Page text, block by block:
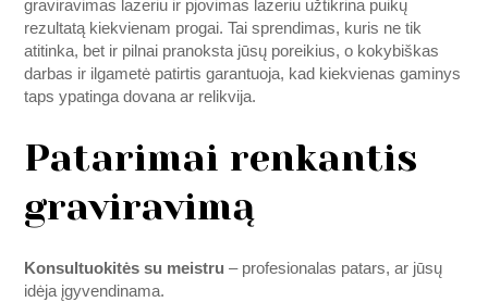
graviravimas lazeriu ir pjovimas lazeriu užtikrina puikų
rezultatą kiekvienam progai. Tai sprendimas, kuris ne tik
atitinka, bet ir pilnai pranoksta jūsų poreikius, o kokybiškas
darbas ir ilgametė patirtis garantuoja, kad kiekvienas gaminys
taps ypatinga dovana ar relikvija.
Patarimai renkantis
graviravimą
Konsultuokitės su meistru – profesionalas patars, ar jūsų
idėja įgyvendinama.